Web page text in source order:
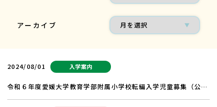
アーカイブ
2024/08/01 入学案内
令和６年度愛媛大学教育学部附属小学校転編入学児童募集（公